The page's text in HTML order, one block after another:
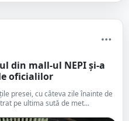
din mall-ul NEPI și-a
oficialilor
presei, cu câteva zile înainte de
pe ultima sută de met...